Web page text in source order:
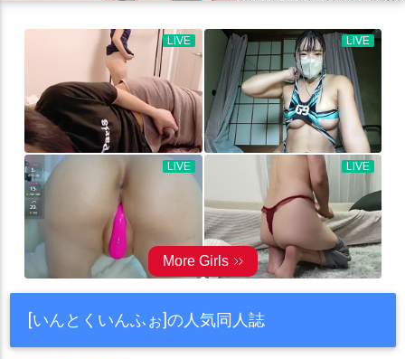
[いんとくいんふぉ]の人気同人誌